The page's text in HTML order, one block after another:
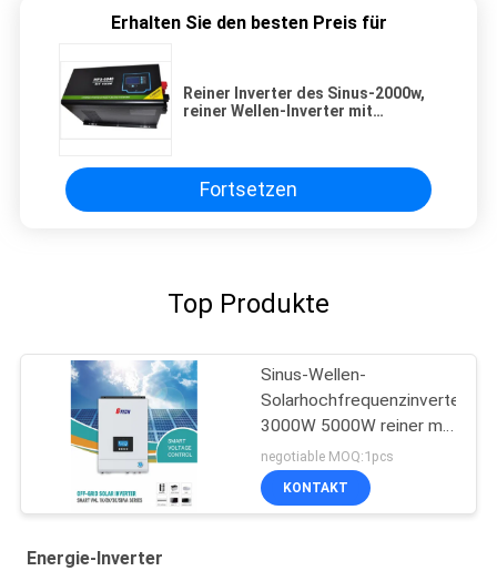
Erhalten Sie den besten Preis für
Reiner Inverter des Sinus-2000w,
reiner Wellen-Inverter mit
Fortsetzen
Top Produkte
Sinus-Wellen-
Solarhochfrequenzinverter
3000W 5000W reiner mit
MPPT
negotiable MOQ:1pcs
KONTAKT
Energie-Inverter